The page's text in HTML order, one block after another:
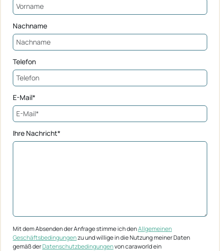
Nachname
Telefon
E-Mail*
Ihre Nachricht*
Mit dem Absenden der Anfrage stimme ich denAllgemeinen
Geschäftsbedingungenzu und willige in die Nutzung meiner Daten
gemäß derDatenschutzbedingungenvon caraworld ein